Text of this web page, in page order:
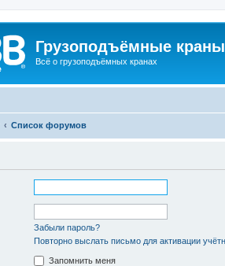
Грузоподъёмные краны
Всё о грузоподъёмных кранах
Список форумов
Забыли пароль?
Повторно выслать письмо для активации
Запомнить меня